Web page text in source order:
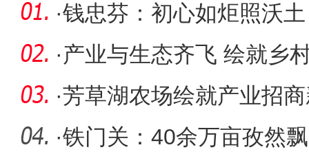
·钱忠芬：初心如炬照沃
·产业与生态齐飞 绘就乡
·芳草湖农场绘就产业招
·铁门关：40余万亩孜然